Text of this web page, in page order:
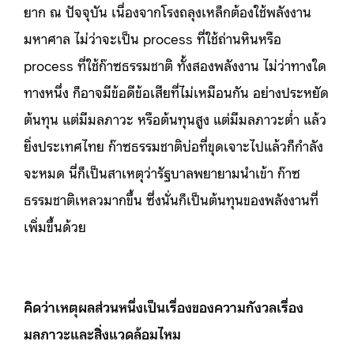
ยาก ณ ปัจจุบัน เนื่องจากโรงถลุงเหล็กต้องใช้พลังงาน
มหาศาล ไม่ว่าจะเป็น process ที่ใช้ถ่านหินหรือ
process ที่ใช้ก๊าซธรรมชาติ ทั้งสองพลังงาน ไม่ว่าทางใด
ทางหนึ่ง ก็อาจมีข้อดีข้อเสียที่ไม่เหมือนกัน อย่างประหยัด
ต้นทุน แต่มีมลภาวะ หรือต้นทุนสูง แต่มีมลภาวะต่ำ แล้ว
ยิ่งประเทศไทย ก๊าซธรรมชาติบ่อที่ขุดเจาะไปแล้วก็กำลัง
จะหมด นี่ก็เป็นสาเหตุว่ารัฐบาลพยายามนำเข้า ก๊าซ
ธรรมชาติเหลวมากขึ้น ซึ่งนั่นก็เป็นต้นทุนของพลังงานที่
เพิ่มขึ้นด้วย
คิดว่าเหตุผลส่วนหนึ่งเป็นเรื่องของความกังวลเรื่อง
มลภาวะและสิ่งแวดล้อมไหม